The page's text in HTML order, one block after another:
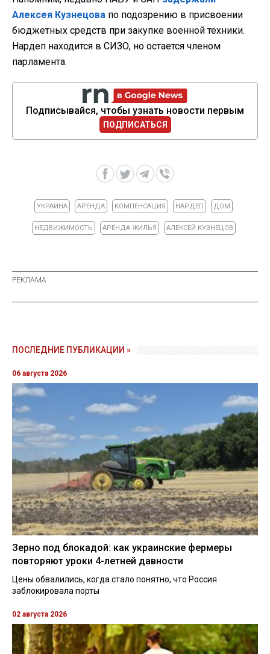
Алексея Кузнецова по подозрению в присвоении
бюджетных средств при закупке военной техники.
Нардеп находится в СИЗО, но остается членом
парламента.
Подписывайся, чтобы узнать новости первым
ПОДПИСАТЬСЯ
УКРАИНА АРЕНДА КОМПЕНСАЦИЯ НАРДЕП ДОМ
НЕДВИЖИМОСТЬ АРЕНДА ЖИЛЬЯ АЛЕКСЕЙ КУЗНЕЦОВ
ПОСЛЕДНИЕ ПУБЛИКАЦИИ »
06 августа 2026
Зерно под блокадой: как украинские фермеры
повторяют уроки 4-летней давности
Цены обвалились, когда стало понятно, что Россия
заблокировала порты
02 августа 2026